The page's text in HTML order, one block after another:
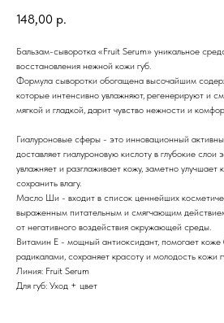
148,00 р.
Бальзам-сыворотка «Fruit Serum» уникальное
восстановления нежной кожи губ.
Формула сыворотки обогащена высочайшим
которые интенсивно увлажняют, регенерируют и
мягкой и гладкой, дарит чувство нежности и
Гиалуроновые сферы - это инновационный
доставляет гиалуроновую кислоту в глубокие
увлажняет и разглаживает кожу, заметно улучшает
сохранить влагу.
Масло Ши - входит в список ценнейших
выраженным питательным и смягчающим
от негативного воздействия окружающей среды.
Витамин Е - мощный антиоксидант, помогает
радикалами, сохраняет красоту и молодость кожи
Линия: Fruit Serum
Для губ: Уход + цвет